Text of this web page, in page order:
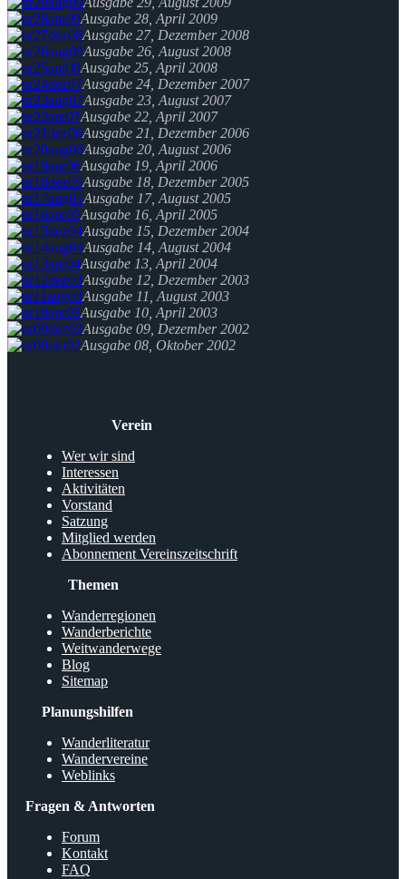
Ausgabe 28, April 2009
Ausgabe 27, Dezember 2008
Ausgabe 26, August 2008
Ausgabe 25, April 2008
Ausgabe 24, Dezember 2007
Ausgabe 23, August 2007
Ausgabe 22, April 2007
Ausgabe 21, Dezember 2006
Ausgabe 20, August 2006
Ausgabe 19, April 2006
Ausgabe 18, Dezember 2005
Ausgabe 17, August 2005
Ausgabe 16, April 2005
Ausgabe 15, Dezember 2004
Ausgabe 14, August 2004
Ausgabe 13, April 2004
Ausgabe 12, Dezember 2003
Ausgabe 11, August 2003
Ausgabe 10, April 2003
Ausgabe 09, Dezember 2002
Ausgabe 08, Oktober 2002
Verein
Wer wir sind
Interessen
Aktivitäten
Vorstand
Satzung
Mitglied werden
Abonnement Vereinszeitschrift
Themen
Wanderregionen
Wanderberichte
Weitwanderwege
Blog
Sitemap
Planungshilfen
Wanderliteratur
Wandervereine
Weblinks
Fragen & Antworten
Forum
Kontakt
FAQ